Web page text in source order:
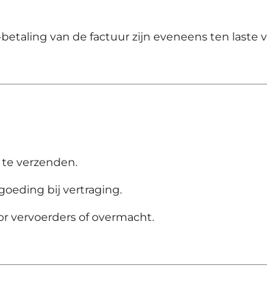
van de factuur zijn eveneens ten laste
verzenden.
bij vertraging.
vervoerders of overmacht.